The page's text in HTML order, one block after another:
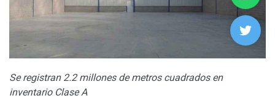
Se registran 2.2 millones de metros cuadrados en
inventario Clase A